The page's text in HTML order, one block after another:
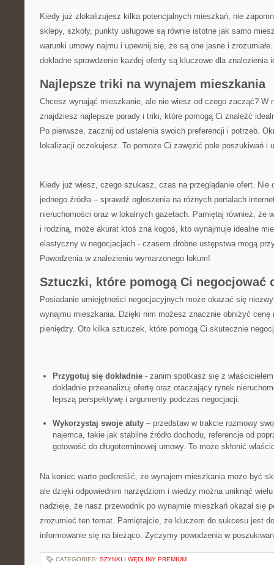
Kiedy już zlokalizujesz ‌kilka⁤ potencjalnych mieszkań, nie
sklepy, szkoły, punkty usługowe ⁢są równie istotne jak ⁤samo
warunki umowy najmu i upewnij się, ⁤że są one jasne i
dokładne sprawdzenie każdej oferty są kluczowe dla znalezienia
Najlepsze⁣ triki⁢ na wynajem mieszkania
Chcesz wynająć mieszkanie, ale nie ⁣wiesz‌ od czego zacząć? W
znajdziesz najlepsze ⁤porady i triki, ‍które pomogą⁢ Ci znaleźć
Po pierwsze,⁢ zacznij ⁢od ⁤ustalenia​ swoich preferencji i potrzeb.
lokalizacji oczekujesz. To pomoże Ci zawęzić pole poszukiwań i
Kiedy już wiesz, czego szukasz, czas na przeglądanie ofert.⁤ Nie
⁤jednego źródła – sprawdź⁣ ogłoszenia na różnych portalach
nieruchomości oraz ​w ⁣lokalnych gazetach.‌ Pamiętaj również,⁣ że
i rodziną, może akurat ktoś zna kogoś, ‍kto wynajmuje idealne
elastyczny w⁢ negocjacjach -⁣ czasem drobne ustępstwa mogą
Powodzenia w znalezieniu wymarzonego lokum!
Sztuczki, które pomogą ​Ci negocjować
Posiadanie umiejętności negocjacyjnych może okazać się
wynajmu mieszkania. Dzięki nim możesz⁣ znacznie⁢ obniżyć
pieniędzy.⁣ Oto kilka sztuczek,‍ które⁣ pomogą Ci ‌skutecznie
Przygotuj ⁤się dokładnie⁢-​ zanim spotkasz się ‌z
dokładnie ⁤przeanalizuj ofertę oraz otaczający rynek
lepszą perspektywę i argumenty podczas⁤ negocjacji.
Wykorzystaj swoje atuty– przedstaw w trakcie rozmowy
najemca, takie jak⁢ stabilne źródło dochodu, referencje od
gotowość do długoterminowej umowy. To⁢ może‌ skłonić
Na koniec warto ‍podkreślić, że wynajem ⁣mieszkania może być
ale dzięki odpowiednim narzędziom i wiedzy można⁢ uniknąć wielu
nadzieję, że nasz przewodnik po wynajmie ⁢mieszkań ​okazał się
zrozumieć⁤ ten ⁢temat. Pamiętajcie,⁢ że kluczem do sukcesu jest
informowanie się na bieżąco. Życzymy powodzenia w
CATEGORIES: SZYNKI I WĘDLINY PREMIUM